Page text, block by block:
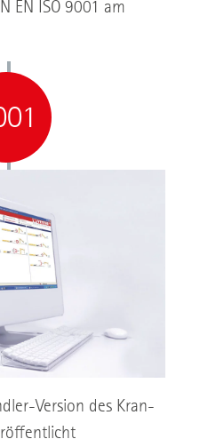
EN ISO 9001 am
Version des Kran-